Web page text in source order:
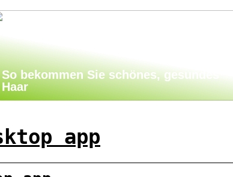
So bekommen Sie schönes, gesundes
Haar
app